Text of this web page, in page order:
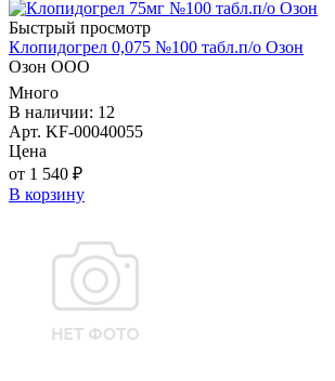
Быстрый просмотр
Клопидогрел 0,075 №100 табл.п/о Озон
Озон ООО
Много
В наличии: 12
Арт. KF-00040055
Цена
от 1 540 ₽
В корзину